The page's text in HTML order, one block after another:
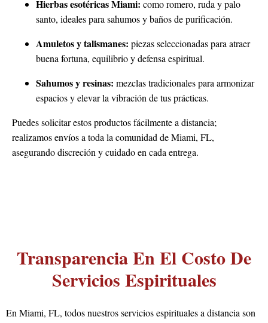
Hierbas esotéricas Miami: como romero, ruda y palo
santo, ideales para sahumos y baños de purificación.
Amuletos y talismanes: piezas seleccionadas para atraer
buena fortuna, equilibrio y defensa espiritual.
Sahumos y resinas: mezclas tradicionales para armonizar
espacios y elevar la vibración de tus prácticas.
Puedes solicitar estos productos fácilmente a distancia;
realizamos envíos a toda la comunidad de Miami, FL,
asegurando discreción y cuidado en cada entrega.
Transparencia En El Costo De
Servicios Espirituales
En Miami, FL, todos nuestros servicios espirituales a distancia son